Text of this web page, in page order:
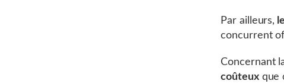
Par ailleurs,
concurrent
Concernant
coûteuxque